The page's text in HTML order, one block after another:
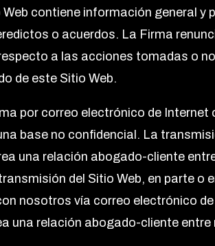
contiene información general y
o acuerdos. La Firma
a las acciones tomadas o
de este Sitio Web.
por correo electrónico de Internet
base no confidencial. La
una relación abogado-cliente
del Sitio Web, en parte o
nosotros vía correo electrónico
una relación abogado-cliente